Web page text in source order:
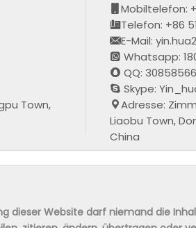
Town,
Mobiltelefon:
Telefon: +86
E-Mail:
Whatsapp:
QQ:
Skype:
Adresse:
Liaobu Town,
China
dieser Website darf niemand die